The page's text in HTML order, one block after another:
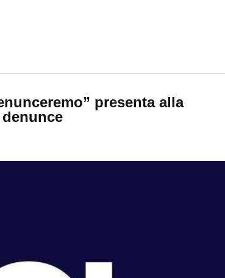
presenta alla